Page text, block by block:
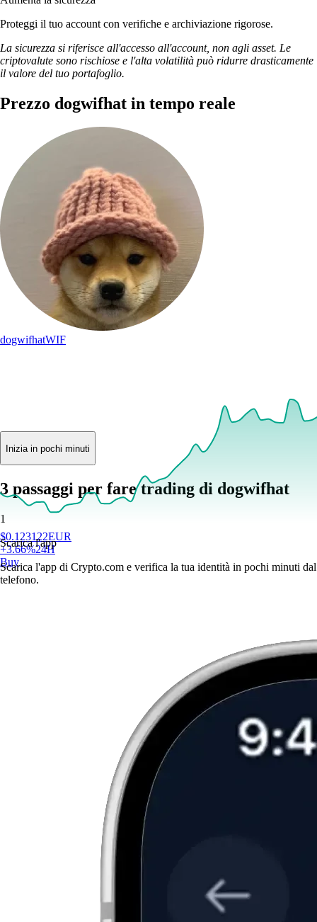
Proteggi il tuo account con verifiche e archiviazione rigorose.
La sicurezza si riferisce all'accesso all'account, non agli asset. Le
criptovalute sono rischiose e l'alta volatilità può ridurre drasticamente
il valore del tuo portafoglio.
Prezzo dogwifhat in tempo reale
dogwifhatWIF
$0.123122EUR
+3.66%24H
Buy
Inizia in pochi minuti
3 passaggi per fare trading di dogwifhat
1
Scarica l'app
Scarica l'app di Crypto.com e verifica la tua identità in pochi minuti dal
telefono.